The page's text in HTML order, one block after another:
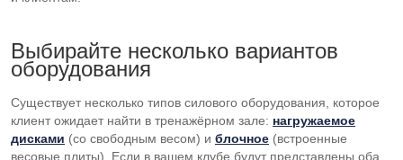
Выбирайте несколько вариантов
оборудования
Существует несколько типов силового оборудования, которое
клиент ожидает найти в тренажёрном зале: нагружаемое
дисками (со свободным весом) и блочное (встроенные
весовые плиты). Если в вашем клубе будут представлены оба